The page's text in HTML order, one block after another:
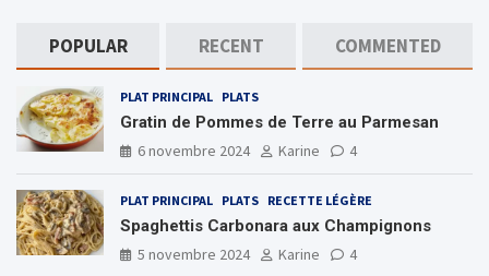
POPULAR RECENT COMMENTED
PLAT PRINCIPAL PLATS
Gratin de Pommes de Terre au Parmesan
6 novembre 2024
Karine 4
PLAT PRINCIPAL PLATS RECETTE LÉGÈRE
Spaghettis Carbonara aux Champignons
5 novembre 2024
Karine 4